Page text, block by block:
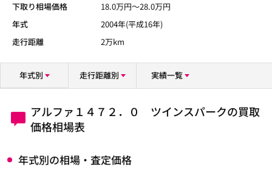
下取り相場価格 18.0万円〜28.0万円
年式
2004年(平成16年)
走行距離
2万km
年式別 走行距離別 実績一覧
アルファ１４７２．０ ツインスパークの買取
価格相場表
年式別の相場・査定価格